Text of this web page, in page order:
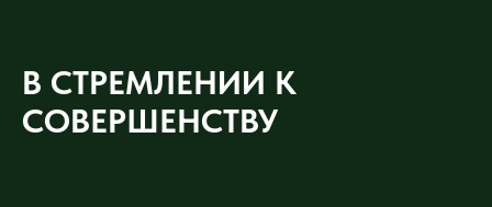
В СТРЕМЛЕНИИ К
СОВЕРШЕНСТВУ